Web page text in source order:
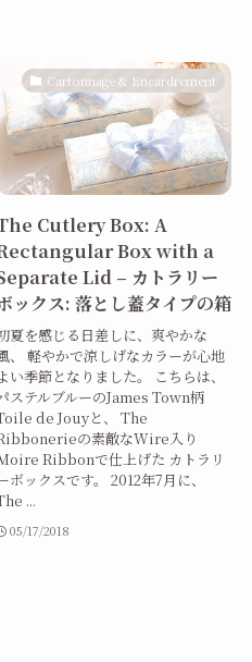
Cartonnage & Encardrement
Cutlery Box: A
Box with a
Lid – カトラリー
ックス: 落とし蓋タイプの箱
夏を感じる日差しに、爽やかな
、 軽やかで涼しげなカラーが心地
い季節となりました。 こちらは、
ステルブルーのJames Town柄
de Jouyと、 The
の素敵なWire入り
Ribbonで仕上げた カトラリ
ボックスです。 2012年7月に、
...
05/17/2018